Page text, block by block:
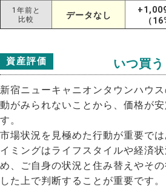
1年前と
比較
データなし
（
資産評価 いつ買
新宿ニューキャニオンタウンハウ
動がみられないことから、価格が
す。
市場状況を見極めた行動が重要で
イミングはライフスタイルや経済
め、ご自身の状況と住み替えやそ
した上で判断することが重要です。